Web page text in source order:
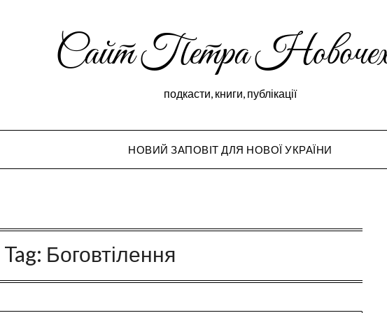
Сайт Петра
подкасти, книги, публікації
НОВИЙ ЗАПОВІТ ДЛЯ НОВОЇ УКРАЇНИ
Tag: Боговтілення